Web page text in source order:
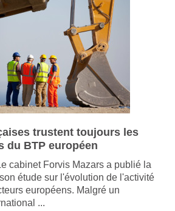
trustent toujours les
BTP européen
cabinet Forvis Mazars a publié la
étude sur l'évolution de l'activité
européens. Malgré un